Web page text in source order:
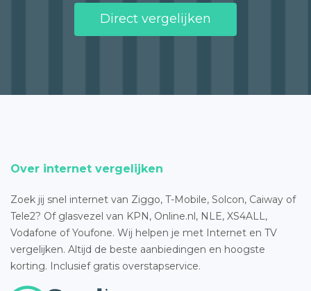
Direct vergelijken
Over internet vergelijken
Zoek jij snel internet van Ziggo, T-Mobile, Solcon, Caiway of
Tele2? Of glasvezel van KPN, Online.nl, NLE, XS4ALL,
Vodafone of Youfone. Wij helpen je met Internet en TV
vergelijken. Altijd de beste aanbiedingen en hoogste
korting. Inclusief gratis overstapservice.